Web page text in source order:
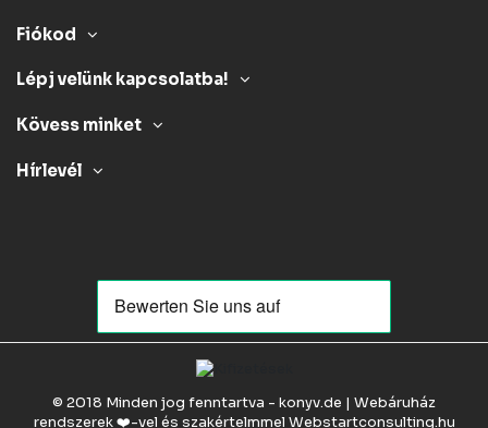
Fiókod
Lépj velünk kapcsolatba!
Kövess minket
Hírlevél
© 2018 Minden jog fenntartva - konyv.de | Webáruház
rendszerek ❤️-vel és szakértelmmel Webstartconsulting.hu